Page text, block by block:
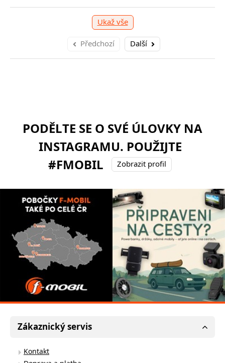
Ukaž vše
Předchozí Další
PODĚLTE SE O SVÉ ÚLOVKY NA
INSTAGRAMU. POUŽIJTE
#FMOBIL
Zobrazit profil
Zákaznický servis
Kontakt